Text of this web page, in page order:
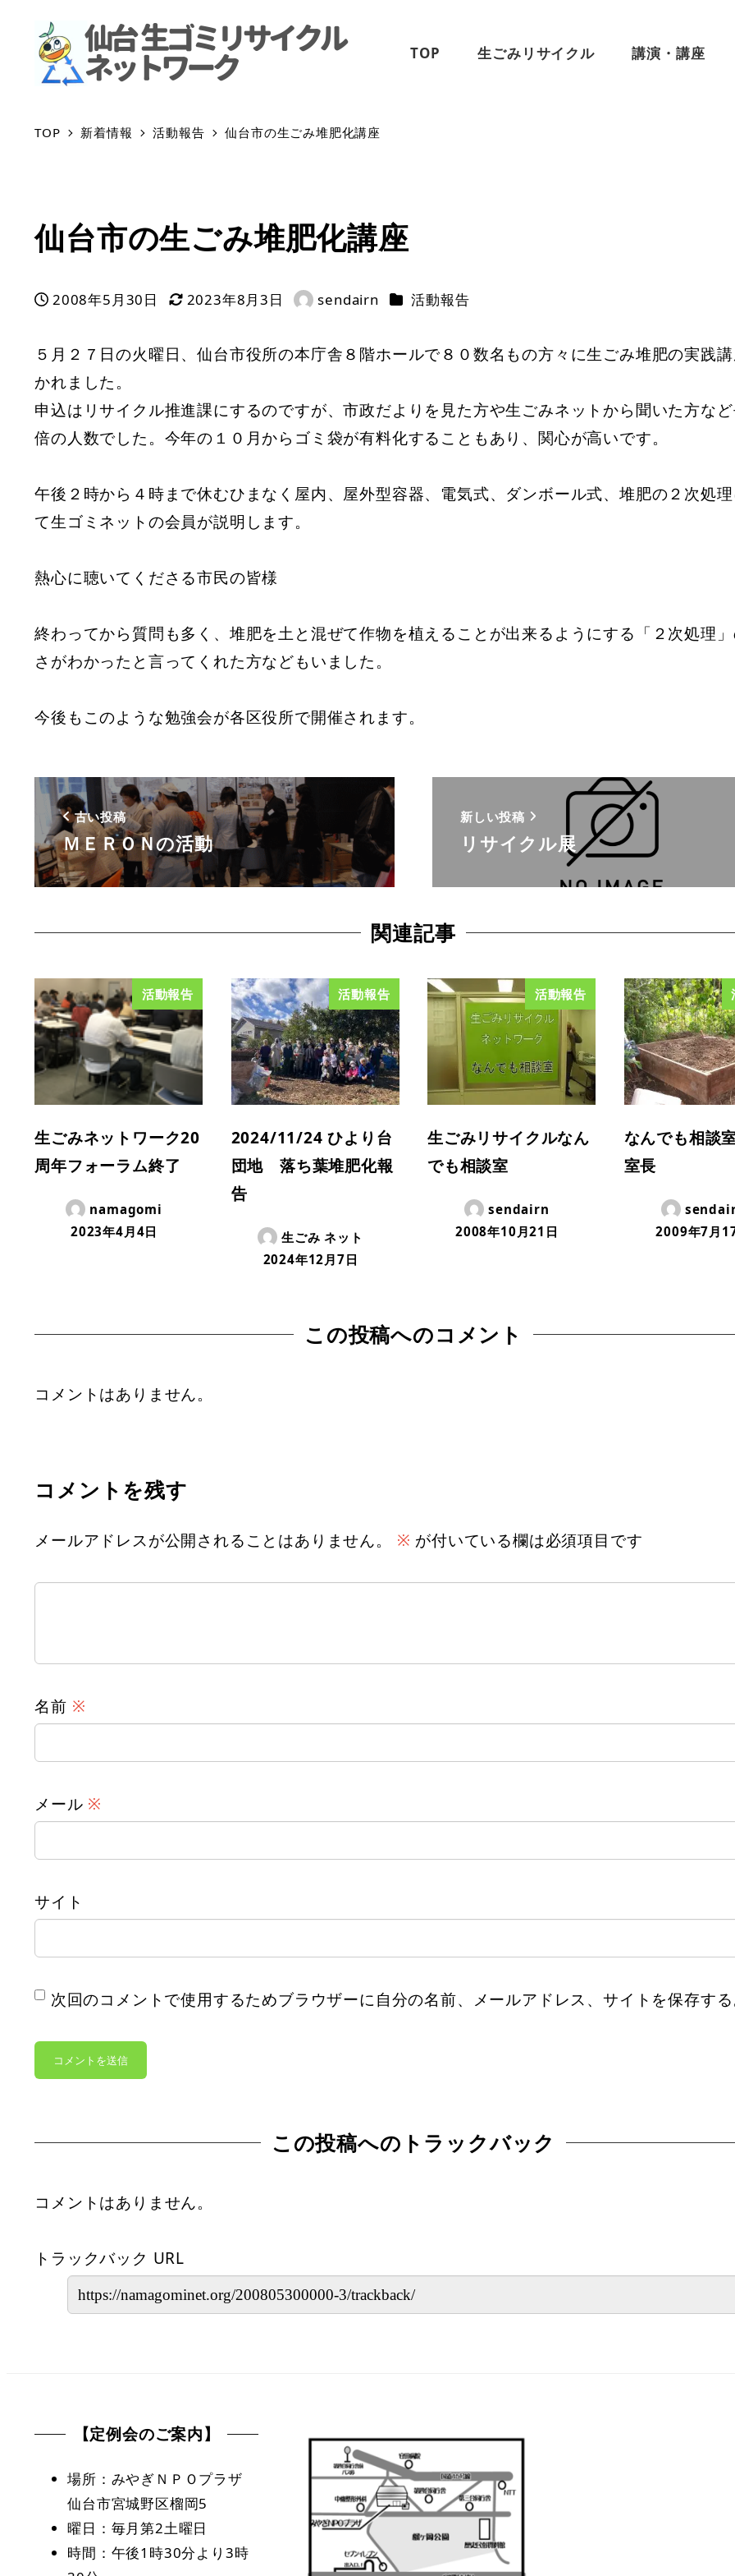
TOP 生ごみリサイクル 講演・講座
TOP 新着情報 活動報告 仙台市の生ごみ堆肥化講座
仙台市の生ごみ堆肥化講座
投稿日
2008年5月30日
更新日
2023年8月3日
著
sendairn カテゴリー
活動報告
５月２７日の火曜日、仙台市役所の本庁舎８階ホールで８０数名もの方々に生ごみ堆肥の実践
かれました。
申込はリサイクル推進課にするのですが、市政だよりを見た方や生ごみネットから聞いた方な
倍の人数でした。今年の１０月からゴミ袋が有料化することもあり、関心が高いです。
午後２時から４時まで休むひまなく屋内、屋外型容器、電気式、ダンボール式、堆肥の２次処
て生ゴミネットの会員が説明します。
熱心に聴いてくださる市民の皆様
終わってから質問も多く、堆肥を土と混ぜて作物を植えることが出来るようにする「２次処理
さがわかったと言ってくれた方などもいました。
今後もこのような勉強会が各区役所で開催されます。
古い投稿
ＭＥＲＯＮの活動
新しい投稿
リサイクル展
関連記事
活動報告
生ごみネットワーク20
周年フォーラム終了
namagomi
2023年4月4日
活動報告
2024/11/24 ひより台
団地 落ち葉堆肥化報
告
生ごみ ネット
2024年12月7日
活動報告
生ごみリサイクルなん
でも相談室
sendairn
2008年10月21日
なんでも相談
室長
2009年7月
この投稿へのコメント
コメントはありません。
コメントを残す
メールアドレスが公開されることはありません。 ※ が付いている欄は必須項目です
名前 ※
メール ※
サイト
次回のコメントで使用するためブラウザーに自分の名前、メールアドレス、サイトを保存す
この投稿へのトラックバック
コメントはありません。
トラックバック URL
【定例会のご案内】
場所：みやぎＮＰＯプラザ
仙台市宮城野区榴岡5
曜日：毎月第2土曜日
時間：午後1時30分より3時